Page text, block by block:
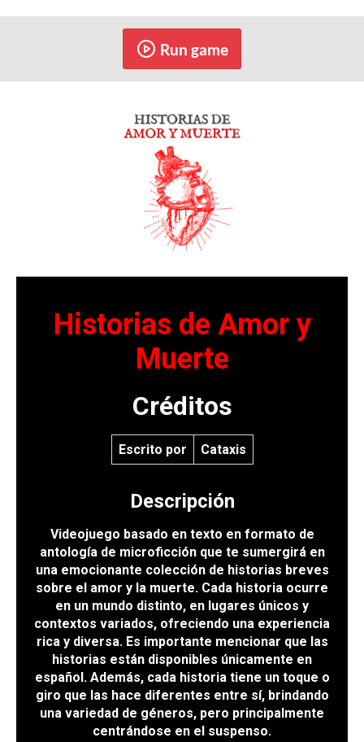
Run game
Historias de Amor y
Muerte
Créditos
Escrito por Cataxis
Descripción
Videojuego basado en texto en formato de
antología de microficción que te sumergirá en
una emocionante colección de historias breves
sobre el amor y la muerte. Cada historia ocurre
en un mundo distinto, en lugares únicos y
contextos variados, ofreciendo una experiencia
rica y diversa. Es importante mencionar que las
historias están disponibles únicamente en
español. Además, cada historia tiene un toque o
giro que las hace diferentes entre sí, brindando
una variedad de géneros, pero principalmente
centrándose en el suspenso.